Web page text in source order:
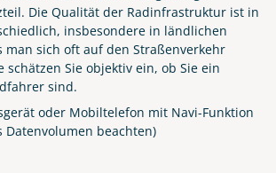
clouds.
© Yasonya - stock.adobe.com
Die Qualität der Radinfrastruktur ist in
insbesondere in ländlichen
man sich oft auf den Straßenverkehr
schätzen Sie objektiv ein, ob Sie ein
sind.
oder Mobiltelefon mit Navi-Funktion
Datenvolumen beachten)